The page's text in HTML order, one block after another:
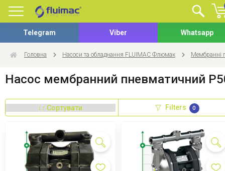
Telegram Viber Whatsapp
Головна Насоси та обладнання FLUIMAC Флюмак Мембранні
Насос мембранний пневматичний
Filters 0